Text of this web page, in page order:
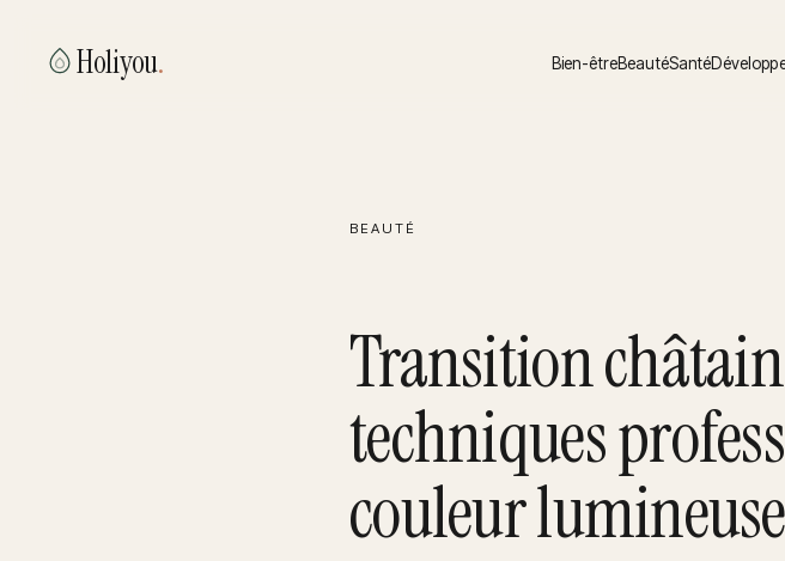
Holiyou. Bien-êtreBeautéSanté
BEAUTÉ
Transition
techniques
couleur